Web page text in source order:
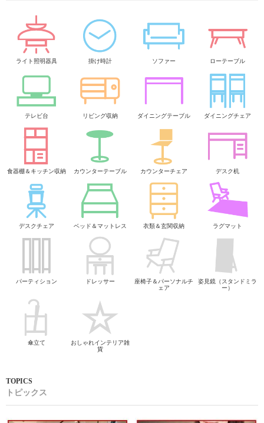
ライト照明器具 掛け時計 ソファー ローテーブル
テレビ台 リビング収納 ダイニングテーブル ダイニングチェア
食器棚＆キッチン収納 カウンターテーブル カウンターチェア デスク机
デスクチェア ベッド＆マットレス 衣類＆玄関収納 ラグマット
パーティション ドレッサー
座椅子＆パーソナルチ
ェア
姿見鏡（スタンドミラ
ー）
傘立て
おしゃれインテリア雑
貨
トピックス